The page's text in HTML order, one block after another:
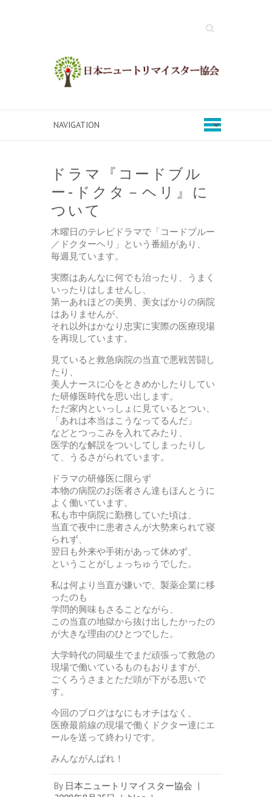
Search
ドラマ『コードブル
ー-ドクタ－ヘリ』に
ついて
木曜日のテレビドラマで「コードブルー
／ドクターヘリ」という番組があり、
毎週見ています。
実際はあんなに何でも治ったり、うまく
いったりはしませんし、
第一あれほどの美男、美女ばかりの病院
はありませんが、
それ以外はかなり忠実に実際の医療現場
を再現しています。
見ていると救急病院の当直で悪戦苦闘し
たり、
美人ナースに心をときめかしたりしてい
た研修医時代を思い出します。
ただ家内といっしょに見ているとつい、
「あれは本当はこうなってるんだ」
などとつっこみを入れてみたり、
医学的な解説をついしてしまったりし
て、うるさがられています。
ドラマの研修医に限らず
本物の病院のお医者さん達もほんとうに
よく働いています。
私も市中病院に勤務していた頃は、
当直で夜中に患者さんが大勢来られて寝
られず、
翌日も外来や手術があって休めず、
ということがしょっちゅうでした。
私は何より当直が嫌いで、製薬企業に移
ったのも
学問的興味もさることながら、
この当直の地獄から抜け出したかったの
が大きな理由のひとつでした。
大学時代の同級生でまだ頑張って救急の
現場で働いているものもおりますが、
ごくろうさまとただ頭が下がる思いで
す。
今回のブログはなにもオチはなく、
医療最前線の現場で働くドクター達にエ
ールを送って終わりです。
みんながんばれ！
By 日本ニュートリマイスター協会 |